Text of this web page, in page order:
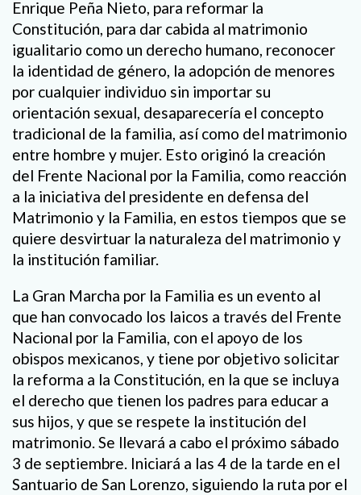
Enrique Peña Nieto, para reformar la
Constitución, para dar cabida al matrimonio
igualitario como un derecho humano, reconocer
la identidad de género, la adopción de menores
por cualquier individuo sin importar su
orientación sexual, desaparecería el concepto
tradicional de la familia, así como del matrimonio
entre hombre y mujer. Esto originó la creación
del Frente Nacional por la Familia, como reacción
a la iniciativa del presidente en defensa del
Matrimonio y la Familia, en estos tiempos que se
quiere desvirtuar la naturaleza del matrimonio y
la institución familiar.
La Gran Marcha por la Familia es un evento al
que han convocado los laicos a través del Frente
Nacional por la Familia, con el apoyo de los
obispos mexicanos, y tiene por objetivo solicitar
la reforma a la Constitución, en la que se incluya
el derecho que tienen los padres para educar a
sus hijos, y que se respete la institución del
matrimonio. Se llevará a cabo el próximo sábado
3 de septiembre. Iniciará a las 4 de la tarde en el
Santuario de San Lorenzo, siguiendo la ruta por el